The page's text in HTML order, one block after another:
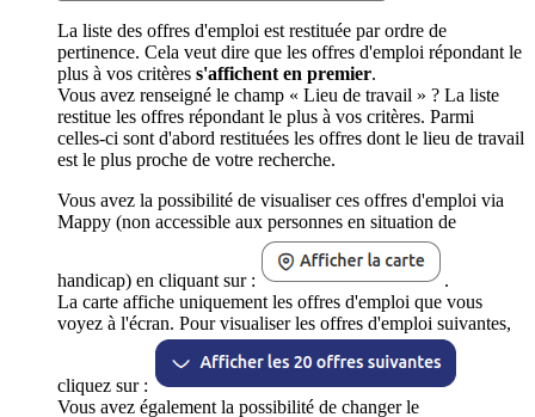
La liste des offres d'emploi est restituée par ordre de
pertinence. Cela veut dire que les offres d'emploi répondant le
plus à vos critères s'affichent en premier.
Vous avez renseigné le champ « Lieu de travail » ? La liste
restitue les offres répondant le plus à vos critères. Parmi
celles-ci sont d'abord restituées les offres dont le lieu de travail
est le plus proche de votre recherche.
Vous avez la possibilité de visualiser ces offres d'emploi via
Mappy (non accessible aux personnes en situation de
handicap) en cliquant sur :
.
La carte affiche uniquement les offres d'emploi que vous
voyez à l'écran. Pour visualiser les offres d'emploi suivantes,
cliquez sur :
Vous avez également la possibilité de changer le